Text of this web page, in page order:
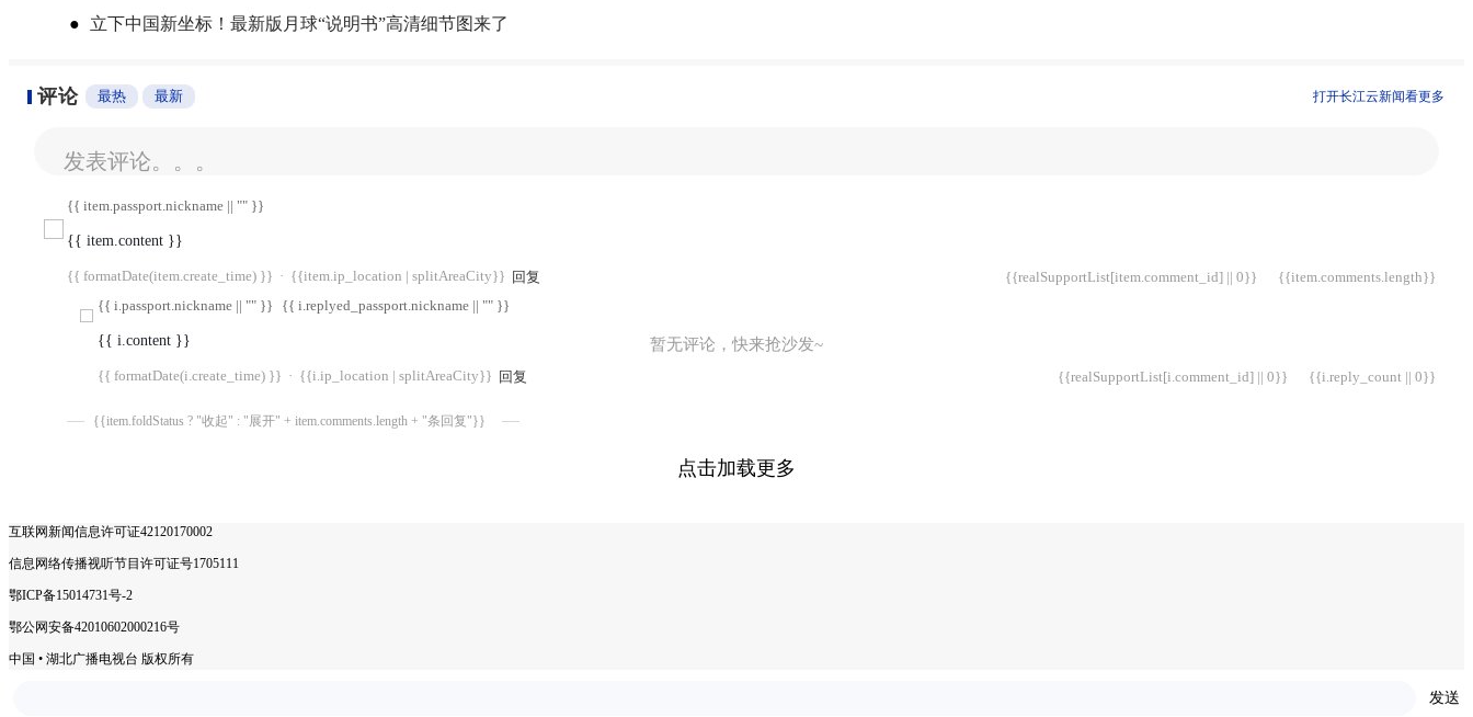
●
立下中国新坐标！最新版月球“说明书”高清细节图来了
评论 最热 最新 打开长江云新闻看更多
发表评论。。。
{{ item.passport.nickname || "" }}
{{ item.content }}
{{ formatDate(item.create_time) }} · {{item.ip_location | splitAreaCity}} 回复 {{realSupportList[item.comment_id] || 0}}
{{item.comments.length}}
{{ i.passport.nickname || "" }}
{{ i.replyed_passport.nickname || "" }}
{{ i.content }}
{{ formatDate(i.create_time) }} · {{i.ip_location | splitAreaCity}} 回复 {{realSupportList[i.comment_id] || 0}} {{i.reply_count || 0}}
{{item.foldStatus ? "收起" : "展开" + item.comments.length + "条回复"}}
暂无评论，快来抢沙发~
点击加载更多
发送
互联网新闻信息许可证42120170002
信息网络传播视听节目许可证号1705111
鄂ICP备15014731号-2
鄂公网安备42010602000216号
中国 • 湖北广播电视台 版权所有